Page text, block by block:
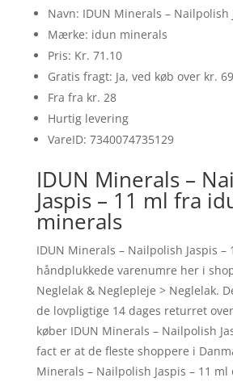
Navn: IDUN Minerals – Nailpolish
Mærke: idun minerals
Pris: Kr. 71.10
Gratis fragt: Ja, ved køb over kr.
Fra fra kr. 28
Hurtig levering
VareID: 7340074735129
IDUN Minerals –
Jaspis – 11 ml fra
minerals
IDUN Minerals – Nailpolish Jaspis –
håndplukkede varenumre her i
Neglelak & Neglepleje > Neglelak.
de lovpligtige 14 dages returret
køber IDUN Minerals – Nailpolish
fact er at de fleste shoppere i
Minerals – Nailpolish Jaspis – 11 ml